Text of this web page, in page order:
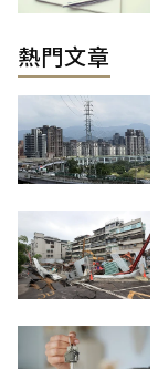
熱門文章